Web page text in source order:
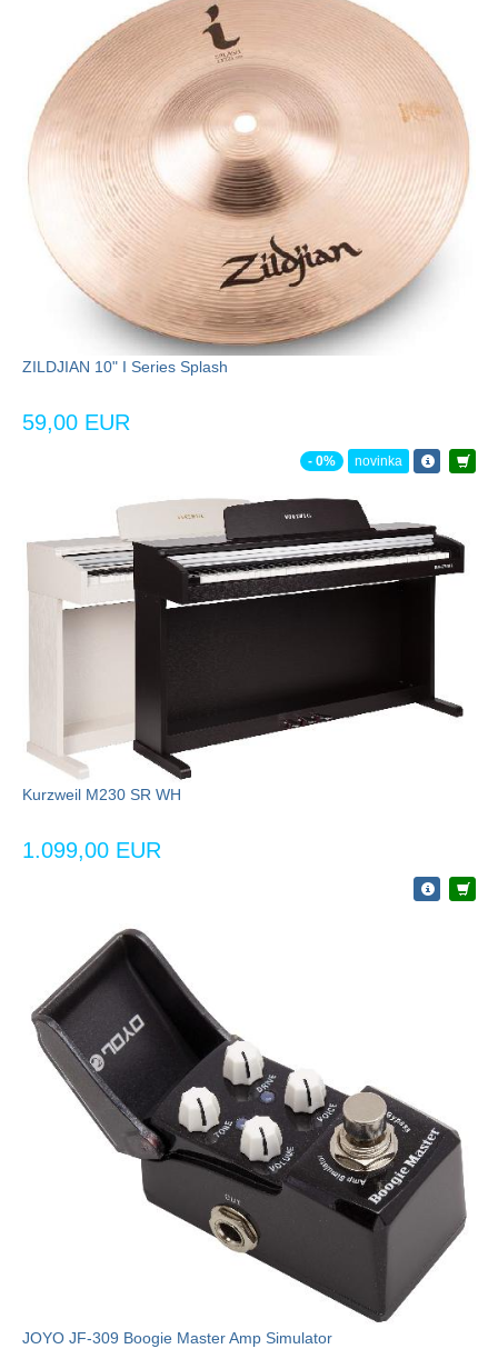
ZILDJIAN 10" I Series Splash
59,00 EUR
- 0% novinka
Kurzweil M230 SR WH
1.099,00 EUR
JOYO JF-309 Boogie Master Amp Simulator